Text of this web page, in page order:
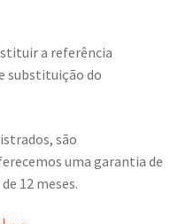
a referência
substituição do
são
uma garantia de
12 meses.